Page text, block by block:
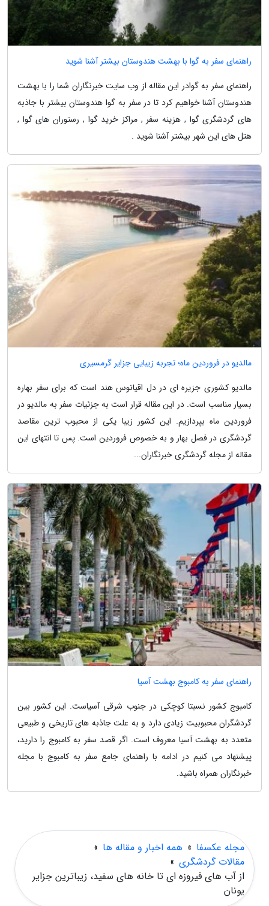
راهنمای سفر به گوا با بهشت هندوستان بیشتر آشنا شوید
راهنمای سفر به گوادر این مقاله از وب سایت خبرنگاران شما را با بهشت
هندوستان آشنا خواهیم کرد تا در سفر به گوا هندوستان بیشتر با جاذبه
های گردشگری گوا , هزینه سفر , مراکز خرید گوا , رستوران های گوا ,
هتل های این شهر بیشتر آشنا شوید .
مالدیو در فروردین ماه؛ تجربه زیبایی جزایر گرمسیری
مالدیو کشوری جزیره ای در دل اقیانوس هند است که برای سفر بهاره
بسیار مناسب است. در این مقاله قرار است به جزئیات سفر به مالدیو در
فروردین ماه بپردازیم. این کشور زیبا یکی از محبوب ترین مقاصد
گردشگری در فصل بهار و به خصوص فروردین است. پس تا انتهای این
مقاله از مجله گردشگری خبرنگاران...
راهنمای سفر به کامبوج بهشت آسیا
کامبوج کشور نسبتا کوچکی در جنوب شرقی آسیاست. این کشور بین
گردشگران محبوبیت زیادی دارد و به علت جاذبه های تاریخی و طبیعی
متعدد به بهشت آسیا معروف است. اگر قصد سفر به کامبوج را دارید،
پیشنهاد می کنیم در ادامه با راهنمای جامع سفر به کامبوج با مجله
خبرنگاران همراه باشید.
مجله عکسفا » همه اخبار و مقاله ها »
مقالات گردشگری »
از آب های فیروزه ای تا خانه های سفید، زیباترین جزایر
یونان